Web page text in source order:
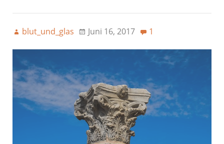
blut_und_glas Juni 16, 2017 1